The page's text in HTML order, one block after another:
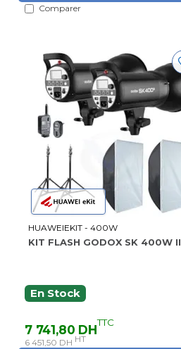
Comparer
HUAWEIEKIT - 400W
KIT FLASH GODOX SK 400W II
En Stock
7 741,80 DHTTC
6 451,50 DH HT